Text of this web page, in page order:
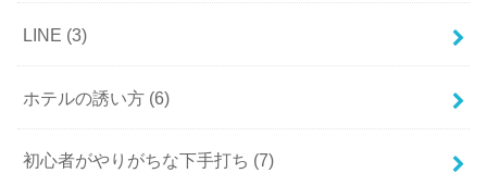
LINE (3)
ホテルの誘い方 (6)
初心者がやりがちな下手打ち (7)